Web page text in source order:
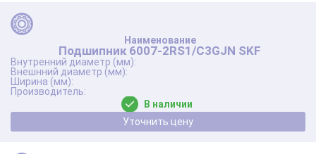
Подшипник 6007-2RS1/C3GJN SKF
В наличии
Уточнить цену